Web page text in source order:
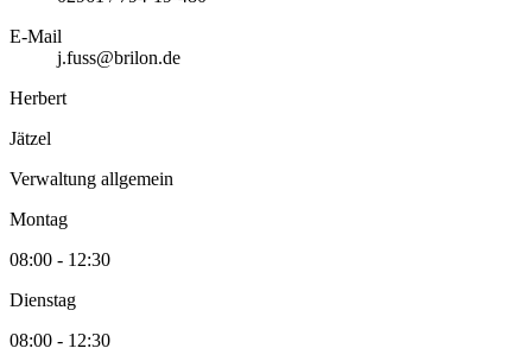
E-Mail
j.fuss@brilon.de
Herbert
Jätzel
Verwaltung allgemein
Montag
08:00 - 12:30
Dienstag
08:00 - 12:30